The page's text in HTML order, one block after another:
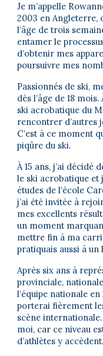
Je m’appelle
2003 en Angleterre,
l’âge de trois
entamer le
d’obtenir mes
poursuivre mes
Passionnés de ski,
dès l’âge de 18
ski acrobatique du
rencontrer d’autres
C’est à ce moment
piqûre du ski.
À 15 ans, j’ai décidé
le ski acrobatique et
études de l’école
j’ai été invitée à
mes excellents
un moment
mettre fin à ma
pratiquais aussi à
Après six ans à
provinciale,
l’équipe nationale
porterai fièrement
scène
moi, car ce niveau
d’athlètes y accèdent.